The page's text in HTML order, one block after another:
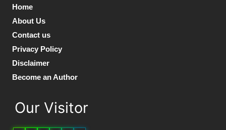
Home
About Us
Contact us
Privacy Policy
Disclaimer
Become an Author
Our Visitor